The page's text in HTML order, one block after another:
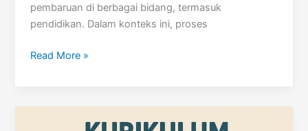
pembaruan di berbagai bidang, termasuk
pendidikan. Dalam konteks ini, proses
Mengajar
dengan
Read More »